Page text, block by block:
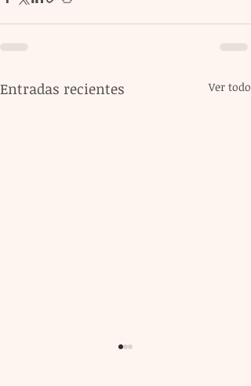
Entradas recientes Ver todo